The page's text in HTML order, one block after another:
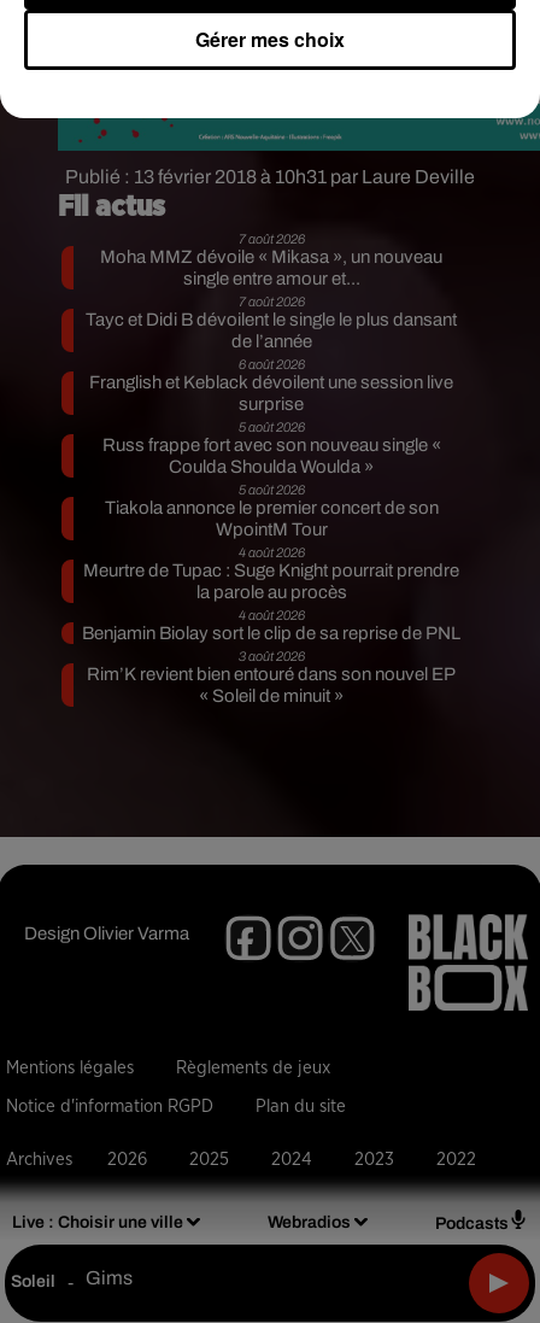
Live : Choisir une ville Webradios Podcasts
Soleil - Gims
Publié : 13 février 2018 à 10h31 par Laure Deville
Fil actus
7 août 2026
Moha MMZ dévoile « Mikasa », un nouveau
single entre amour et...
7 août 2026
Tayc et Didi B dévoilent le single le plus dansant
de l’année
6 août 2026
Franglish et Keblack dévoilent une session live
surprise
5 août 2026
Russ frappe fort avec son nouveau single «
Coulda Shoulda Woulda »
5 août 2026
Tiakola annonce le premier concert de son
WpointM Tour
4 août 2026
Meurtre de Tupac : Suge Knight pourrait prendre
la parole au procès
4 août 2026
Benjamin Biolay sort le clip de sa reprise de PNL
3 août 2026
Rim’K revient bien entouré dans son nouvel EP
« Soleil de minuit »
DesignOlivier Varma
Mentions légales Règlements de jeux
Notice d'information RGPD Plan du site
Archives 2026 2025 2024 2023 2022
Gérer mes choix